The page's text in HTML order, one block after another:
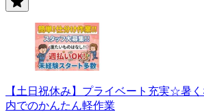
【土日祝休み】プライベート充実☆暑
内でのかんたん軽作業